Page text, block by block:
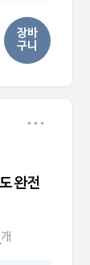
장바
구니
완전
개